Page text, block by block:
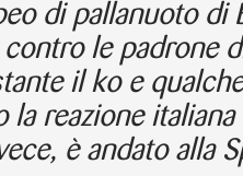
di pallanuoto di
le padrone
il ko e
la reazione
è andato alla